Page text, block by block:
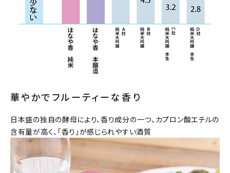
華やかでフルーティーな香り
日本盛の独自の酵母により、香り成分の一つ、カプロン酸エチルの
含有量が高く、「香り」が感じられやすい酒質